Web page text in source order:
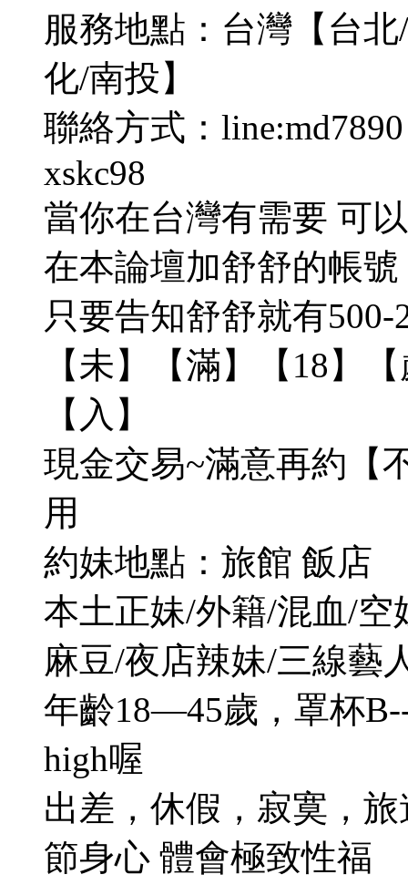
服務地點：台灣【台
化/南投】
聯絡方式：
xskc98
當你在台灣有需要 可
在本論壇加舒舒的帳號
只要告知舒舒就有500-
【未】【滿】【18】
【入】
現金交易~滿意再約【
用
約妹地點：旅館 飯店
本土正妹/外籍/混血/
麻豆/夜店辣妹/三線藝
年齡18—45歲，罩杯
high喔
出差，休假，寂寞，
節身心 體會極致性福